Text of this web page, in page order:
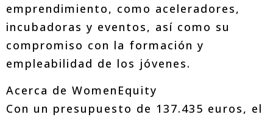
emprendimiento, como aceleradores,
incubadoras y eventos, así como su
compromiso con la formación y
empleabilidad de los jóvenes.
Acerca de WomenEquity
Con un presupuesto de 137.435 euros, el